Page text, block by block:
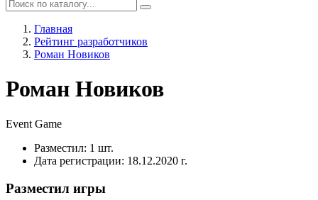
Главная
Рейтинг разработчиков
Роман Новиков
Роман Новиков
Event Game
Разместил: 1 шт.
Дата регистрации: 18.12.2020 г.
Разместил игры